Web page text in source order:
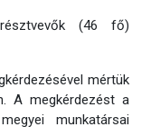
(46 fő)
mértük
A megkérdezést a
munkatársai